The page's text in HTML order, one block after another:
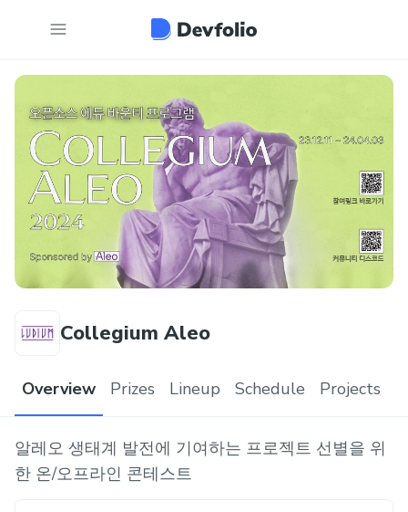
Collegium Aleo
Overview Prizes Lineup Schedule Projects
알레오 생태계 발전에 기여하는 프로젝트 선별을 위
한 온/오프라인 콘테스트